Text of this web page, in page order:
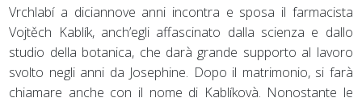
Vrchlabí a diciannove anni incontra e sposa il farmacista
Vojtěch Kablík, anch’egli affascinato dalla scienza e dallo
studio della botanica, che darà grande supporto al lavoro
svolto negli anni da Josephine. Dopo il matrimonio, si farà
chiamare anche con il nome di Kablíkovà. Nonostante le